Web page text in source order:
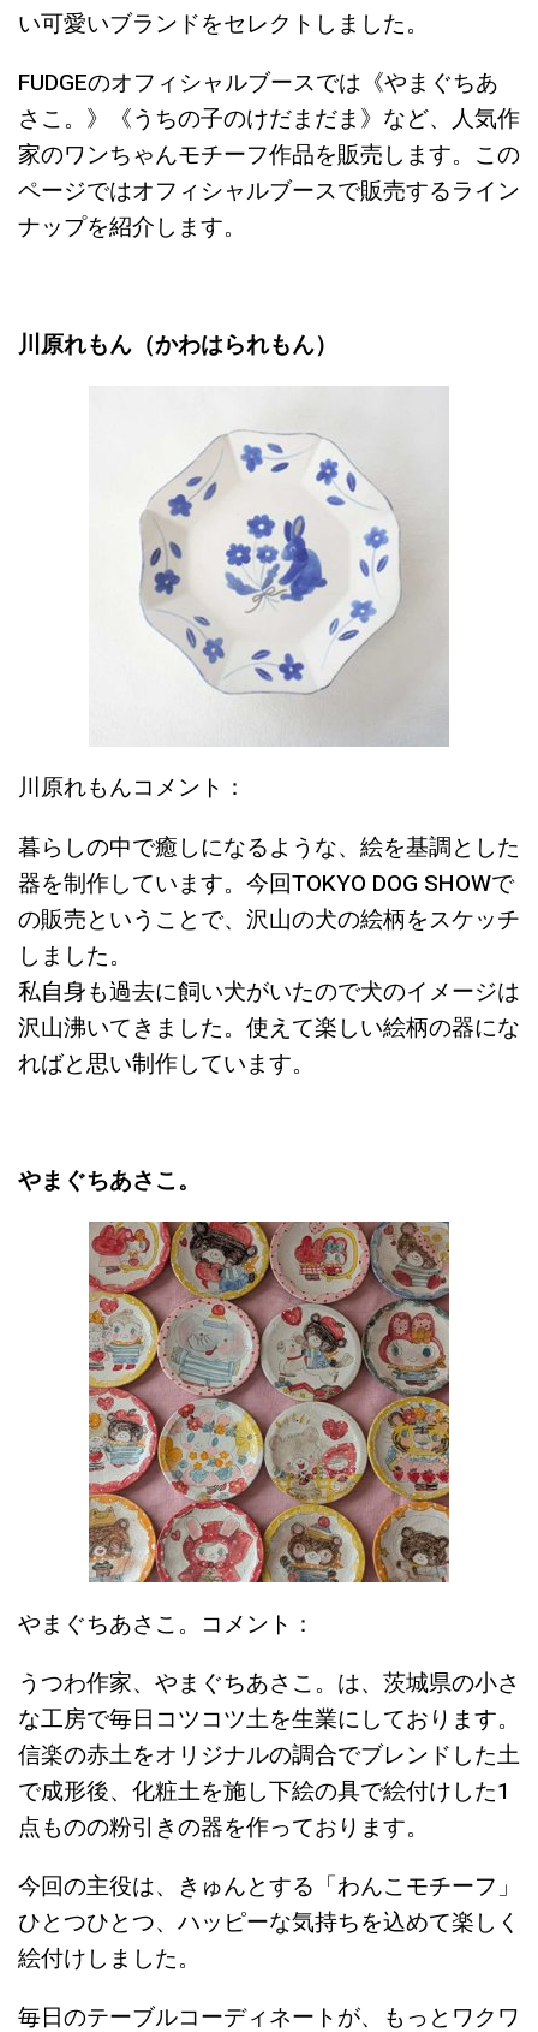
い可愛いブランドをセレクトしました。
FUDGEのオフィシャルブースでは《やまぐちあ
さこ。》《うちの子のけだまだま》など、人気作
家のワンちゃんモチーフ作品を販売します。この
ページではオフィシャルブースで販売するライン
ナップを紹介します。
川原れもん（かわはられもん）
川原れもんコメント：
暮らしの中で癒しになるような、絵を基調とした
器を制作しています。今回TOKYO DOG SHOWで
の販売ということで、 沢山の犬の絵柄をスケッチ
しました。
私自身も過去に飼い犬がいたので犬のイメージは
沢山沸いてきました。 使えて楽しい絵柄の器にな
ればと思い制作しています。
やまぐちあさこ。
やまぐちあさこ。コメント：
うつわ作家、やまぐちあさこ。は、茨城県の小さ
な工房で毎日コツコツ土を生業にしております。
信楽の赤土をオリジナルの調合でブレンドした土
で成形後、化粧土を施し下絵の具で絵付けした1
点ものの粉引きの器を作っております。
​今回の主役は、きゅんとする「わんこモチーフ」
ひとつひとつ、ハッピーな気持ちを込めて楽しく
絵付けしました。
​毎日のテーブルコーディネートが、もっとワクワ